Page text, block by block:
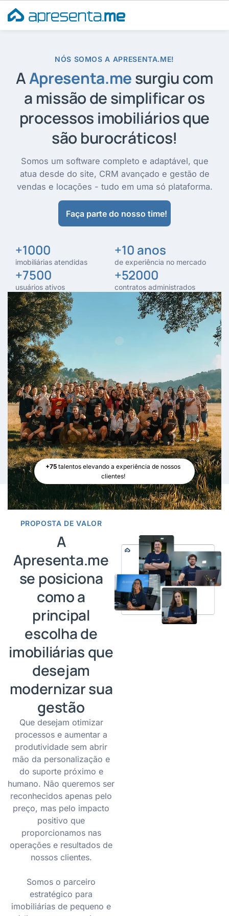
para
o
NÓS SOMOS A APRESENTA.ME!
AApresenta.mesurgiu com
a missão de simplificar os
processos imobiliários que
são burocráticos!
Somos um software completo e adaptável, que
atua desde do site, CRM avançado e gestão de
vendas e locações - tudo em uma só plataforma.
Faça parte do nosso time!
imobiliárias atendidas
+1000
de experiência no mercado
+10 anos
usuários ativos
+7500
contratos administrados
+52000
+75 talentos elevando a experiência de nossos
clientes!
PROPOSTA DE VALOR
A
Apresenta.me
se posiciona
como a
principal
escolha de
imobiliárias que
desejam
modernizar sua
gestão
Que desejam otimizar
processos e aumentar a
produtividade sem abrir
mão da personalização e
do suporte próximo e
humano. Não queremos ser
reconhecidos apenas pelo
preço, mas pelo impacto
positivo que
proporcionamos nas
operações e resultados de
nossos clientes.
Somos o parceiro
estratégico para
imobiliárias de pequeno e